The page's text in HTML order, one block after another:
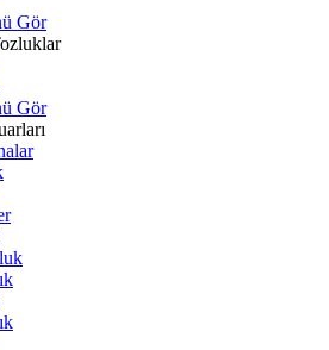
Gör
Gör